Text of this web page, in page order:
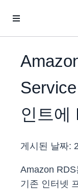
인트에
게시된 날짜:
Amazon
기존 인터넷